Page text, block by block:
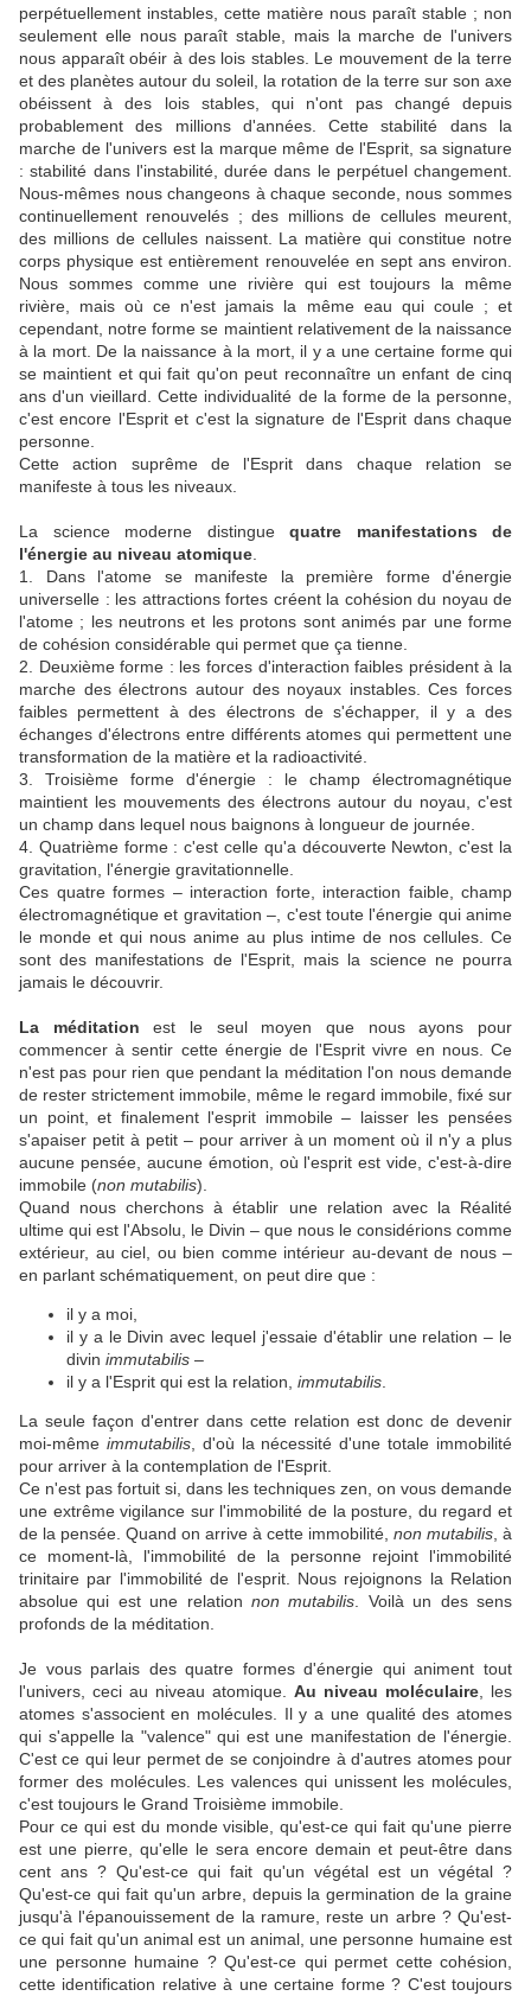
perpétuellement instables, cette matière nous paraît stable ; non
seulement elle nous paraît stable, mais la marche de l'univers
nous apparaît obéir à des lois stables. Le mouvement de la terre
et des planètes autour du soleil, la rotation de la terre sur son axe
obéissent à des lois stables, qui n'ont pas changé depuis
probablement des millions d'années. Cette stabilité dans la
marche de l'univers est la marque même de l'Esprit, sa signature
: stabilité dans l'instabilité, durée dans le perpétuel changement.
Nous-mêmes nous changeons à chaque seconde, nous sommes
continuellement renouvelés ; des millions de cellules meurent,
des millions de cellules naissent. La matière qui constitue notre
corps physique est entièrement renouvelée en sept ans environ.
Nous sommes comme une rivière qui est toujours la même
rivière, mais où ce n'est jamais la même eau qui coule ; et
cependant, notre forme se maintient relativement de la naissance
à la mort. De la naissance à la mort, il y a une certaine forme qui
se maintient et qui fait qu'on peut reconnaître un enfant de cinq
ans d'un vieillard. Cette individualité de la forme de la personne,
c'est encore l'Esprit et c'est la signature de l'Esprit dans chaque
personne.
Cette action suprême de l'Esprit dans chaque relation se
manifeste à tous les niveaux.
La science moderne distingue quatre manifestations de
l'énergie au niveau atomique
1. Dans l'atome se manifeste la première forme d'énergie
universelle : les attractions fortes créent la cohésion du noyau de
l'atome ; les neutrons et les protons sont animés par une forme
de cohésion considérable qui permet que ça tienne.
2. Deuxième forme : les forces d'interaction faibles président à la
marche des électrons autour des noyaux instables. Ces forces
faibles permettent à des électrons de s'échapper, il y a des
échanges d'électrons entre différents atomes qui permettent une
transformation de la matière et la radioactivité.
3. Troisième forme d'énergie : le champ électromagnétique
maintient les mouvements des électrons autour du noyau, c'est
un champ dans lequel nous baignons à longueur de journée.
4. Quatrième forme : c'est celle qu'a découverte Newton, c'est la
gravitation, l'énergie gravitationnelle.
Ces quatre formes – interaction forte, interaction faible, champ
électromagnétique et gravitation –, c'est toute l'énergie qui anime
le monde et qui nous anime au plus intime de nos cellules. Ce
sont des manifestations de l'Esprit, mais la science ne pourra
jamais le découvrir.
La méditation est le seul moyen que nous ayons pour
commencer à sentir cette énergie de l'Esprit vivre en nous. Ce
n'est pas pour rien que pendant la méditation l'on nous demande
de rester strictement immobile, même le regard immobile, fixé sur
un point, et finalement l'esprit immobile – laisser les pensées
s'apaiser petit à petit – pour arriver à un moment où il n'y a plus
aucune pensée, aucune émotion, où l'esprit est vide, c'est-à-dire
immobile (non mutabilis).
Quand nous cherchons à établir une relation avec la Réalité
ultime qui est l'Absolu, le Divin – que nous le considérions comme
extérieur, au ciel, ou bien comme intérieur au-devant de nous –
en parlant schématiquement, on peut dire que :
il y a moi,
il y a le Divin avec lequel j'essaie d'établir une relation – le
divin immutabilis –
il y a l'Esprit qui est la relation, immutabilis
La seule façon d'entrer dans cette relation est donc de devenir
moi-même immutabilis, d'où la nécessité d'une totale immobilité
pour arriver à la contemplation de l'Esprit.
Ce n'est pas fortuit si, dans les techniques zen, on vous demande
une extrême vigilance sur l'immobilité de la posture, du regard et
de la pensée. Quand on arrive à cette immobilité, non mutabilis , à
ce moment-là, l'immobilité de la personne rejoint l'immobilité
trinitaire par l'immobilité de l'esprit. Nous rejoignons la Relation
absolue qui est une relation non mutabilis . Voilà un des sens
profonds de la méditation.
Je vous parlais des quatre formes d'énergie qui animent tout
l'univers, ceci au niveau atomique. Au niveau moléculaire , les
atomes s'associent en molécules. Il y a une qualité des atomes
qui s'appelle la "valence" qui est une manifestation de l'énergie.
C'est ce qui leur permet de se conjoindre à d'autres atomes pour
former des molécules. Les valences qui unissent les molécules,
c'est toujours le Grand Troisième immobile.
Pour ce qui est du monde visible, qu'est-ce qui fait qu'une pierre
est une pierre, qu'elle le sera encore demain et peut-être dans
cent ans ? Qu'est-ce qui fait qu'un végétal est un végétal ?
Qu'est-ce qui fait qu'un arbre, depuis la germination de la graine
jusqu'à l'épanouissement de la ramure, reste un arbre ? Qu'est-
ce qui fait qu'un animal est un animal, une personne humaine est
une personne humaine ? Qu'est-ce qui permet cette cohésion,
cette identification relative à une certaine forme ? C'est toujours